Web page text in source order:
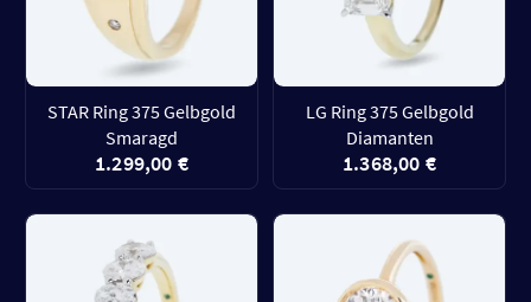
STAR Ring 375 Gelbgold
Smaragd
1.299,00 €
LG Ring 375 Gelbgold
Diamanten
1.368,00 €